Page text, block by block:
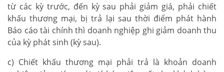
từ các kỳ trước, đến kỳ sau phải giảm giá, phải chiết
khấu thương mại, bị trả lại sau thời điểm phát hành
Báo cáo tài chính thì doanh nghiệp ghi giảm doanh thu
của kỳ phát sinh (kỳ sau).
c) Chiết khấu thương mại phải trả là khoản doanh